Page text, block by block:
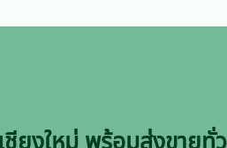
ยงใหม่ พร้อมส่งขายทั่